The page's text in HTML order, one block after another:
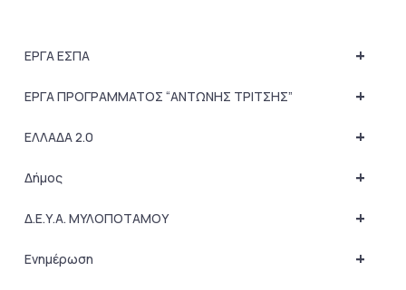
+
ΕΡΓΑ ΕΣΠΑ
+
ΕΡΓΑ ΠΡΟΓΡΑΜΜΑΤΟΣ “ΑΝΤΩΝΗΣ ΤΡΙΤΣΗΣ”
+
ΕΛΛΑΔΑ 2.0
+
Δήμος
+
Δ.Ε.Υ.Α. ΜΥΛΟΠΟΤΑΜΟΥ
+
Ενημέρωση